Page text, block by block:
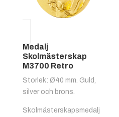
Medalj
Skolmästerskap
M3700 Retro
Storlek: Ø40 mm. Guld,
silver och brons.
Skolmästerskapsmedalj